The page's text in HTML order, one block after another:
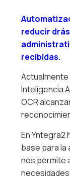
reducir
recibidas.
Inteligencia
OCR
En
base para la
nos permite
necesidades